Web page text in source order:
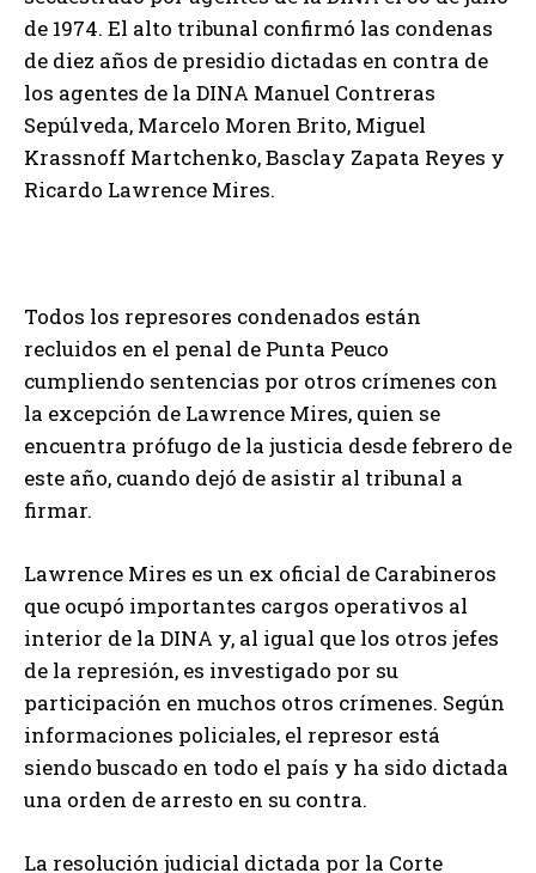
de 1974. El alto tribunal confirmó las condenas
de diez años de presidio dictadas en contra de
los agentes de la DINA Manuel Contreras
Sepúlveda, Marcelo Moren Brito, Miguel
Krassnoff Martchenko, Basclay Zapata Reyes y
Ricardo Lawrence Mires.
Todos los represores condenados están
recluidos en el penal de Punta Peuco
cumpliendo sentencias por otros crímenes con
la excepción de Lawrence Mires, quien se
encuentra prófugo de la justicia desde febrero de
este año, cuando dejó de asistir al tribunal a
firmar.
Lawrence Mires es un ex oficial de Carabineros
que ocupó importantes cargos operativos al
interior de la DINA y, al igual que los otros jefes
de la represión, es investigado por su
participación en muchos otros crímenes. Según
informaciones policiales, el represor está
siendo buscado en todo el país y ha sido dictada
una orden de arresto en su contra.
La resolución judicial dictada por la Corte